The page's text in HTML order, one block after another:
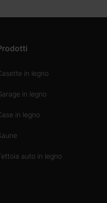
in legno
in legno
in legno
auto in legno